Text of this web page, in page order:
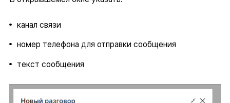
канал связи
номер телефона для отправки сообщения
текст сообщения